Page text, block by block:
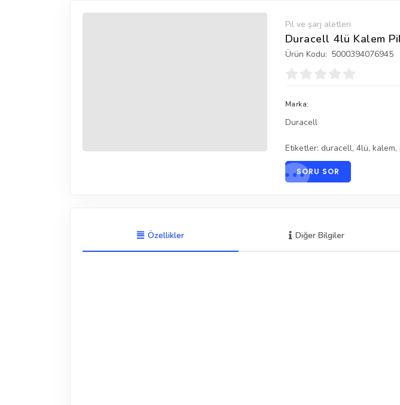
Pil ve şarj aletleri
Duracell 4lü Kalem
Ürün Kodu: 5000394076945
Marka:
Duracell
Etiketler: duracell, 4lü, kalem,
SORU SOR
Özellikler Diğer Bilgiler